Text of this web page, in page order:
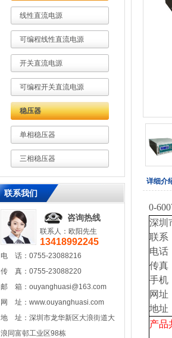
线性直流电源
可编程线性直流电源
开关直流电源
可编程开关直流电源
稳压器
单相稳压器
三相稳压器
联系我们
咨询热线
联系人：欧阳先生
13418992245
电 话：0755-23088216
传 真：0755-23088220
邮 箱： ouyanghuasi@163.com
网 址： www.ouyanghuasi.com
地 址：深圳市龙华新区大浪街道大
浪同富邨工业区98栋
详细介
0-
深
联系
电话
传真
手机
网址
地址
产品